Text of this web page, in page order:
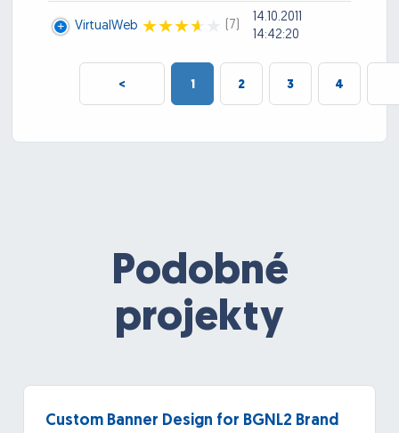
VirtualWeb (7)
14.10.2011
14:42:20
< 1 2 3 4
Podobné
projekty
Custom Banner Design for BGNL2 Brand